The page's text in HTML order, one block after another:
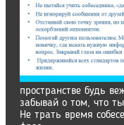
пространстве будь
забывай о том, что
Не трать время